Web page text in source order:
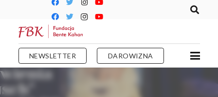
NEWSLETTER DAROWIZNA